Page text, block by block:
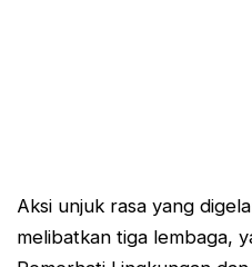
Aksi unjuk rasa yang
melibatkan tiga lembaga,